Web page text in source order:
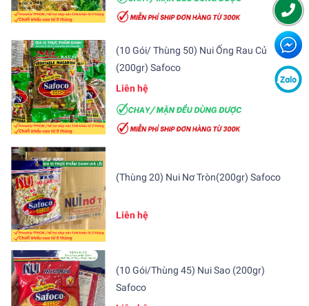
(10 Gói/ Thùng 50) Nui Ống Rau Củ
(200gr) Safoco
Liên hệ
(Thùng 20) Nui Nơ Tròn(200gr) Safoco
Liên hệ
(10 Gói/Thùng 45) Nui Sao (200gr)
Safoco